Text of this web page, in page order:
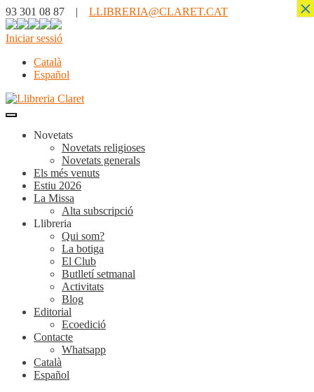
93 301 08 87 | LLIBRERIA@CLARET.CAT
Iniciar sessió
Català
Español
Novetats
Novetats religioses
Novetats generals
Els més venuts
Estiu 2026
La Missa
Alta subscripció
Llibreria
Qui som?
La botiga
El Club
Butlletí setmanal
Activitats
Blog
Editorial
Ecoedició
Contacte
Whatsapp
Català
Español
×